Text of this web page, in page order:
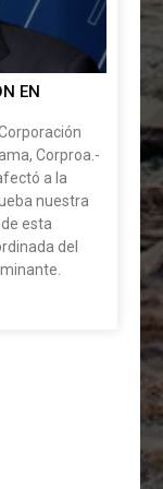
EN
Corproa.-
a la
nuestra
esta
del